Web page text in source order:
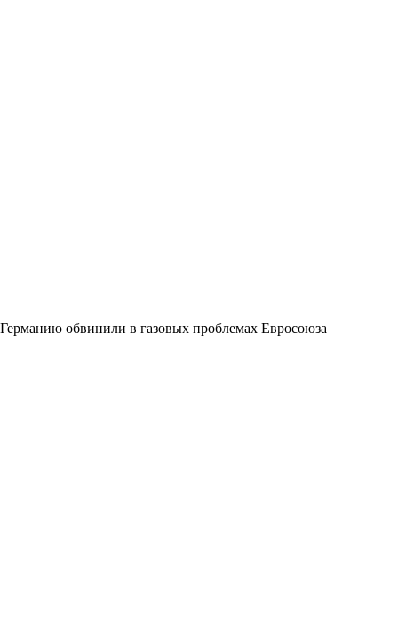
Германию обвинили в газовых проблемах Евросоюза